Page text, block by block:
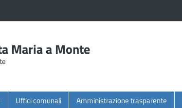
Maria a Monte
Uffici comunali Amministrazione trasparente